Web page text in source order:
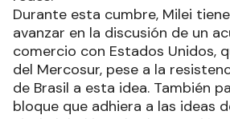
Durante esta cumbre, Milei
avanzar en la discusión de un
comercio con Estados Unidos,
del Mercosur, pese a la
de Brasil a esta idea. También
bloque que adhiera a las ideas